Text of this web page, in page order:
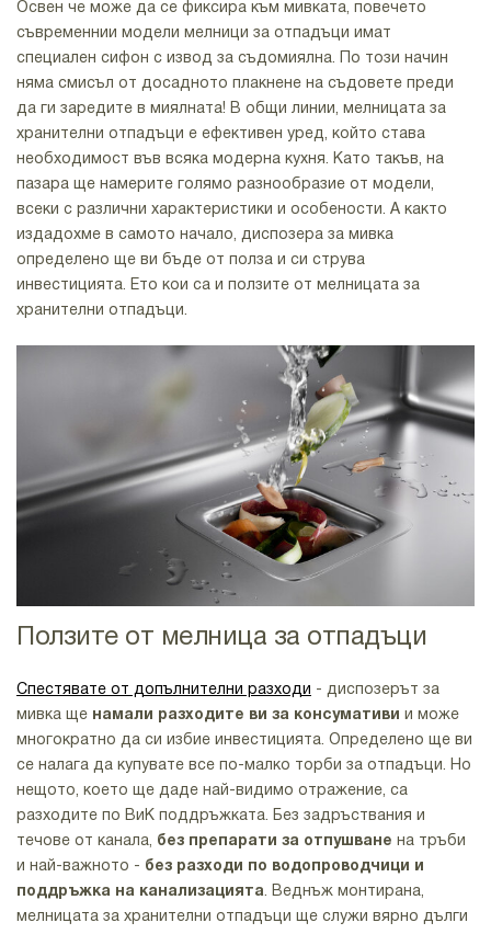
Освен че може да се фиксира към мивката, повечето
съвременнии модели мелници за отпадъци имат
специален сифон с извод за съдомиялна. По този начин
няма смисъл от досадното плакнене на съдовете преди
да ги заредите в миялната! В общи линии, мелницата за
хранителни отпадъци е ефективен уред, който става
необходимост във всяка модерна кухня. Като такъв, на
пазара ще намерите голямо разнообразие от модели,
всеки с различни характеристики и особености. А както
издадохме в самото начало, диспозера за мивка
определено ще ви бъде от полза и си струва
инвестицията. Ето кои са и ползите от мелницата за
хранителни отпадъци.
Ползите от мелница за отпадъци
Спестявате от допълнителни разходи - диспозерът за
мивка ще намали разходите ви за консумативи
и може
многократно да си избие инвестицията. Определено ще ви
се налага да купувате все по-малко торби за отпадъци. Но
нещото, което ще даде най-видимо отражение, са
разходите по ВиК поддръжката. Без задръствания и
течове от канала, без препарати за отпушване на тръби
и най-важното - без разходи по водопроводчици и
поддръжка на канализацията. Веднъж монтирана,
мелницата за хранителни отпадъци ще служи вярно дълги